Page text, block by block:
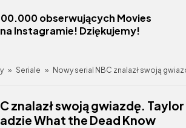
obserwujących Movies
Instagramie! Dziękujemy!
» Seriale » Nowy serial NBC znalazł swoją
znalazł swoją gwiazdę. Taylor
What the Dead Know